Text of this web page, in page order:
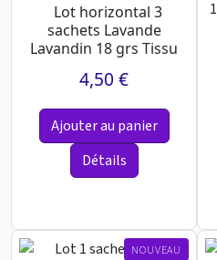
Lot horizontal 3
sachets Lavande
Lavandin 18 grs Tissu
4,50 €
Ajouter au panier
Détails
NOUVEAU